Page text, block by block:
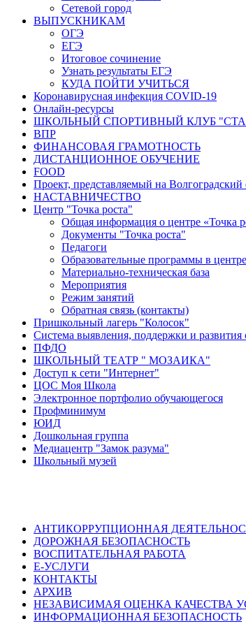
Сетевой город
ВЫПУСКНИКАМ
ОГЭ
ЕГЭ
Итоговое сочинение
Узнать результаты ЕГЭ
КУДА ПОЙТИ УЧИТЬСЯ
Коронавирусная инфекция COVID-19
Онлайн-ресурсы
ШКОЛЬНЫЙ СПОРТИВНЫЙ КЛУБ
ВПР
ФИНАНСОВАЯ ГРАМОТНОСТЬ
ДИСТАНЦИОННОЕ ОБУЧЕНИЕ
FOOD
Проект, представляемый на
НАСТАВНИЧЕСТВО
Центр "Точка роста"
Общая информация о центре «Точка
Документы "Точка роста"
Педагоги
Образовательные программы в
Материально-техническая база
Мероприятия
Режим занятий
Обратная связь (контакты)
Пришкольный лагерь "Колосок"
Система выявления, поддержки и
ПФДО
ШКОЛЬНЫЙ ТЕАТР " МОЗАИКА"
Доступ к сети "Интернет"
ЦОС Моя Школа
Электронное портфолио обучающегося
Профминимум
ЮИД
Дошкольная группа
Медиацентр "Замок разума"
Школьный музей
АНТИКОРРУПЦИОННАЯ
ДОРОЖНАЯ БЕЗОПАСНОСТЬ
ВОСПИТАТЕЛЬНАЯ РАБОТА
Е-УСЛУГИ
КОНТАКТЫ
АРХИВ
НЕЗАВИСИМАЯ ОЦЕНКА КАЧЕСТВА
ИНФОРМАЦИОННАЯ БЕЗОПАСНОСТЬ